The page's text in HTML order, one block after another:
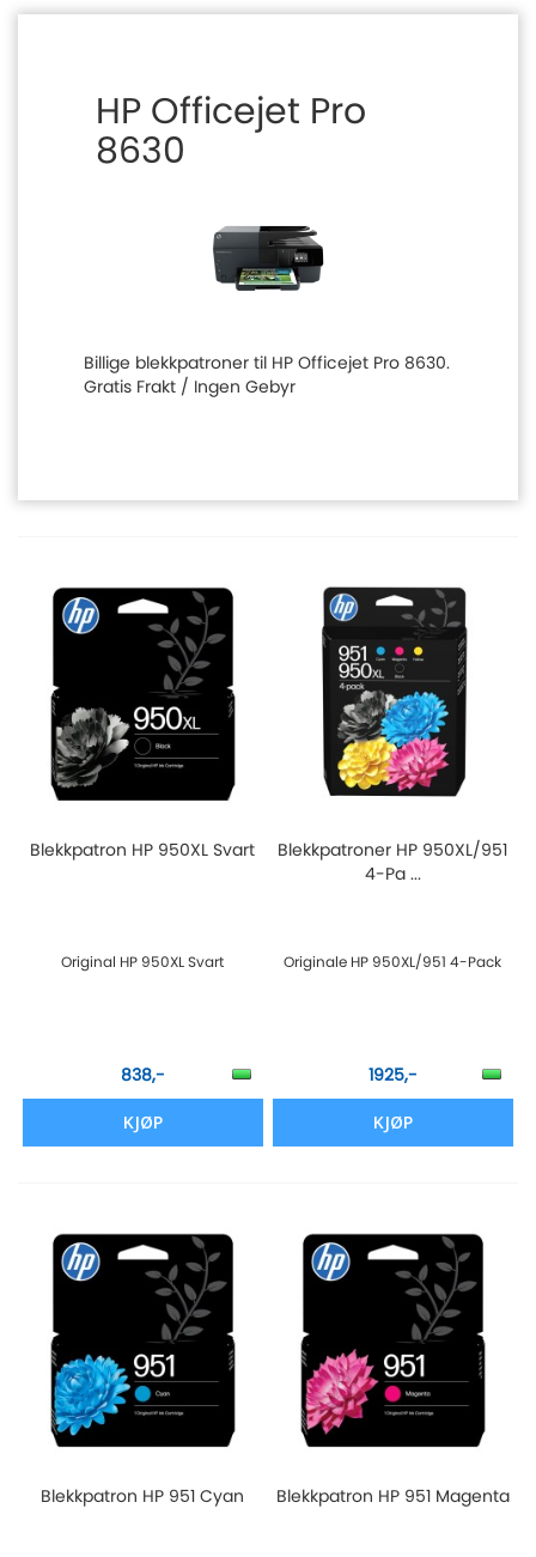
HP Officejet Pro
8630
Billige blekkpatroner til HP Officejet Pro 8630.
Gratis Frakt / Ingen Gebyr
Blekkpatron HP 950XL Svart
Original HP 950XL Svart
838,-
KJØP
Blekkpatroner HP 950XL/951
4-Pa ...
Originale HP 950XL/951 4-Pack
1925,-
KJØP
Blekkpatron HP 951 Cyan Blekkpatron HP 951 Magenta